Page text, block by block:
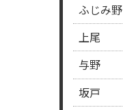
ふじみ野
上尾
与野
坂戸